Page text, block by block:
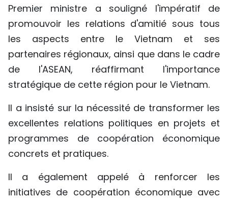
Premier ministre a souligné l'impératif de
promouvoir les relations d'amitié sous tous
les aspects entre le Vietnam et ses
partenaires régionaux, ainsi que dans le cadre
de l'ASEAN, réaffirmant l'importance
stratégique de cette région pour le Vietnam.
Il a insisté sur la nécessité de transformer les
excellentes relations politiques en projets et
programmes de coopération économique
concrets et pratiques.
Il a également appelé à renforcer les
initiatives de coopération économique avec